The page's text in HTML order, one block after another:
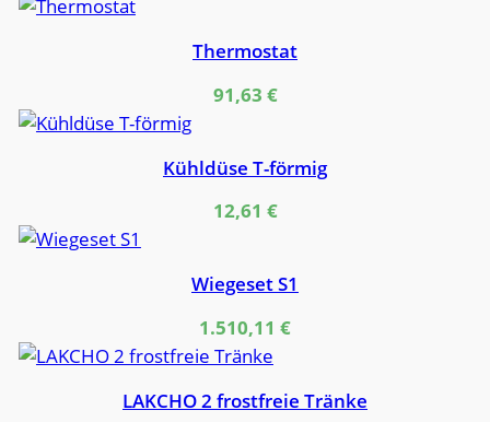
Thermostat
91,63 €
Kühldüse T-förmig
12,61 €
Wiegeset S1
1.510,11 €
LAKCHO 2 frostfreie Tränke